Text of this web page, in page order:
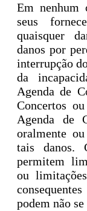
Em nenhum
seus
quaisquer
danos por
interrupção
da
Agenda de
Concertos
Agenda de
oralmente
tais danos.
permitem
ou
podem não